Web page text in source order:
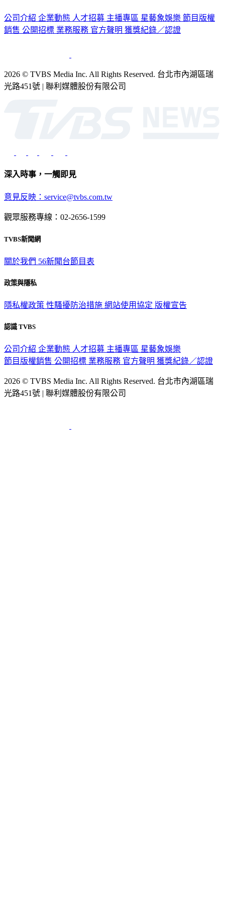
公司介紹 企業動態 人才招募 主播專區 星藝象娛樂 節目版權
銷售 公開招標 業務服務 官方聲明 獲獎紀錄／認證
2026 © TVBS Media Inc. All Rights Reserved. 台北市內湖區瑞
光路451號 | 聯利媒體股份有限公司
深入時事，一觸即見
意見反映：service@tvbs.com.tw
觀眾服務專線：02-2656-1599
TVBS新聞網
關於我們 56新聞台節目表
政策與隱私
隱私權政策 性騷擾防治措施 網站使用協定 版權宣告
認識 TVBS
公司介紹 企業動態 人才招募 主播專區 星藝象娛樂
節目版權銷售 公開招標 業務服務 官方聲明 獲獎紀錄／認證
2026 © TVBS Media Inc. All Rights Reserved. 台北市內湖區瑞
光路451號 | 聯利媒體股份有限公司